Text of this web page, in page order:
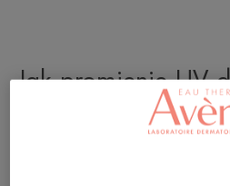
Jak promienie UV